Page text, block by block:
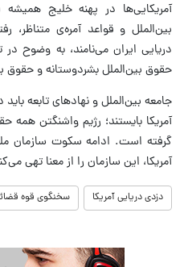
آمریکایی‌ها در پهنه خلیج
بین‌الملل و قواعد آمره‌ی متناظر،
دریایی ایران می‌نامند، به وضوح
حقوق بین‌الملل بشردوستانه و حقوق
جامعه بین‌الملل و نهادهای تابعه
آمریکا بایستند؛ رژیم واشنگتن
گرفته است. ادامه سکوت سازمان
آمریکا، این سازمان را از معنا تهی
دزدی دریایی آمریکا سخنگوی قوه